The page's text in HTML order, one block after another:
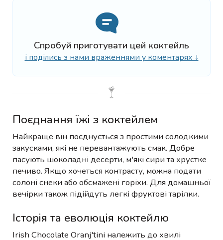
Спробуй приготувати цей коктейль
і поділись з нами враженнями у коментарях ↓
Поєднання їжі з коктейлем
Найкраще він поєднується з простими солодкими
закусками, які не перевантажують смак. Добре
пасують шоколадні десерти, м'які сири та хрустке
печиво. Якщо хочеться контрасту, можна подати
солоні снеки або обсмажені горіхи. Для домашньої
вечірки також підійдуть легкі фруктові тарілки.
Історія та еволюція коктейлю
Irish Chocolate Oranj'tini належить до хвилі